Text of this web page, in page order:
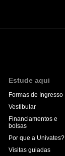
Estude aqui
Formas de Ingresso
Vestibular
Financiamentos e
bolsas
Por que a Univates?
Visitas guiadas